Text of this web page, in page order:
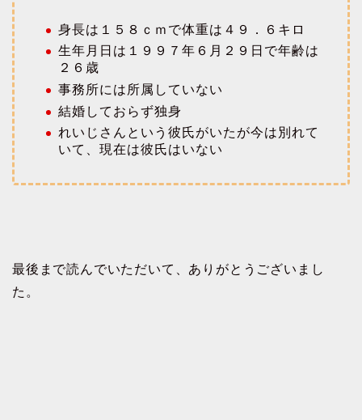
身長は１５８ｃｍで体重は４９．６キロ
生年月日は１９９７年６月２９日で年齢は
２６歳
事務所には所属していない
結婚しておらず独身
れいじさんという彼氏がいたが今は別れて
いて、現在は彼氏はいない
最後まで読んでいただいて、ありがとうございまし
た。